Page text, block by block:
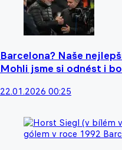
Barcelona? Naše
Mohli jsme si odnést i
22.01.2026 00:25